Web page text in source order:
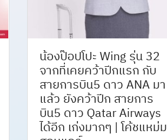
น้องป๊อปโปะ Wing รุ่น 32
จากที่เคยคว้าปีกแรก กับ
สายการบิน5 ดาว ANA มา
แล้ว ยังคว้าปีก สายการ
บิน5 ดาว Qatar Airways
ได้อีก เก่งมากๆ | โค้ชแหม่ม